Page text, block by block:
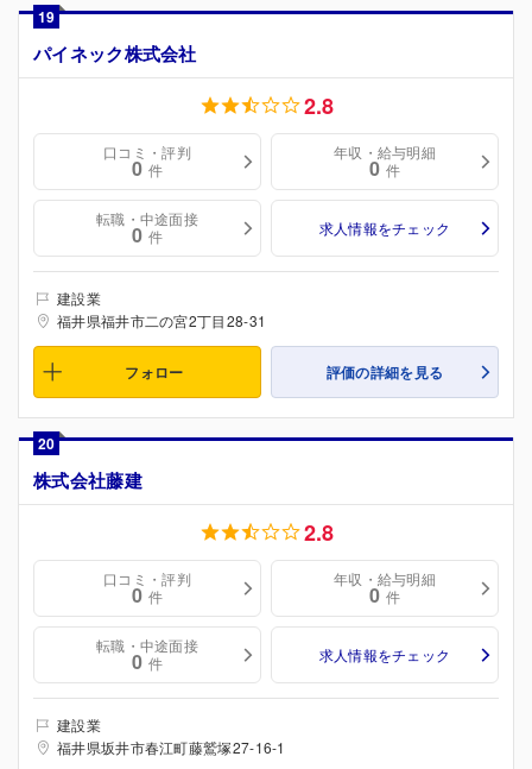
19
パイネック株式会社
2.8
口コミ・評判
0 件
年収・給与明細
0 件
転職・中途面接
0 件 求人情報をチェック
建設業
福井県福井市二の宮2丁目28-31
フォロー 評価の詳細を見る
20
株式会社藤建
2.8
口コミ・評判
0 件
年収・給与明細
0 件
転職・中途面接
0 件 求人情報をチェック
建設業
福井県坂井市春江町藤鷲塚27-16-1